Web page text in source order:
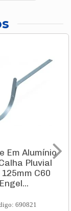
Em Alumínio
Pluvial
C60
Engel...
690821